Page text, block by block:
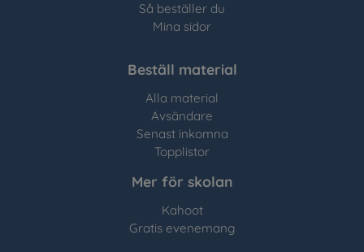
Så beställer du
Mina sidor
Beställ material
Alla material
Avsändare
Senast inkomna
Topplistor
Mer för skolan
Kahoot
Gratis evenemang